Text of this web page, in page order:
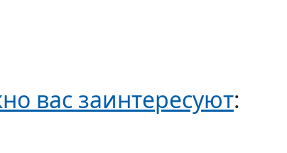
вас заинтересуют: